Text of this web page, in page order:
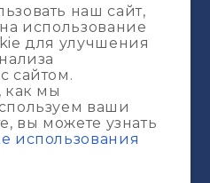
наш сайт,
использование
для улучшения
сайтом.
как мы
ваши
вы можете узнать
использования